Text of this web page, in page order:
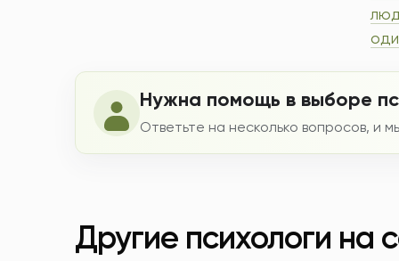
Нужна помощь в выборе
Ответьте на несколько вопросов, и
Другие психологи на